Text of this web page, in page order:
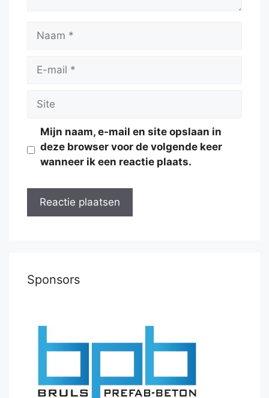
Naam
Site
Mijn naam, e-mail en site opslaan in
deze browser voor de volgende keer
wanneer ik een reactie plaats.
Sponsors